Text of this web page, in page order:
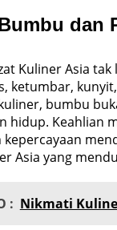
dan
Kuliner Asia
ketumbar,
bumbu
hidup. Keahlian
Asia yang
: Nikmati